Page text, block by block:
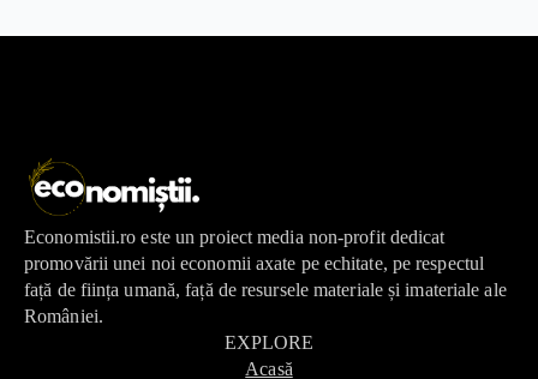
Economistii.ro este un proiect media non-profit dedicat
promovării unei noi economii axate pe echitate, pe respectul
față de ființa umană, față de resursele materiale și imateriale ale
României.
EXPLORE
Acasă